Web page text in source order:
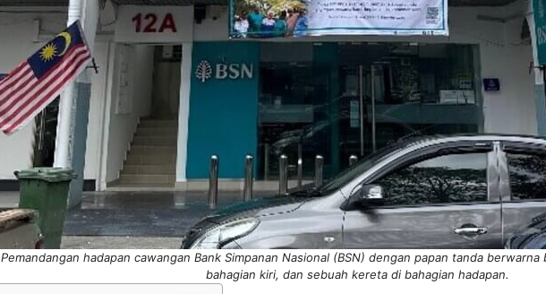
Pemandangan hadapan cawangan Bank Simpanan Nasional (BSN) dengan papan tanda
bahagian kiri, dan sebuah kereta di bahagian hadapan.